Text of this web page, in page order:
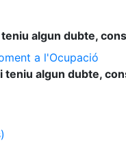
algun dubte,
a l'Ocupació
algun dubte,